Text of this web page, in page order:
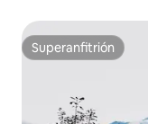
Superanfitrión
Superanfitrión